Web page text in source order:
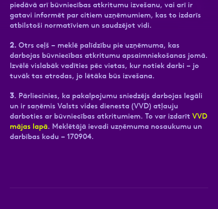
piedāvā arī būvniecības atkritumu izvešanu, vai arī ir
gatavi informēt par citiem uzņēmumiem, kas to izdarīs
atbilstoši normatīviem un saudzējot vidi.
2. Otrs ceļš – meklē palīdzību pie uzņēmuma, kas
darbojas būvniecības atkritumu apsaimniekošanas jomā.
Izvēlē vislabāk vadīties pēc vietas, kur notiek darbi – jo
tuvāk tas atrodas, jo lētāka būs izvešana.
3. Pārliecinies, ka pakalpojumu sniedzējs darbojas legāli
un ir saņēmis Valsts vides dienesta (VVD) atļauju
darboties ar būvniecības atkritumiem. To var izdarīt VVD
mājas lapā. Meklētājā ievadi uzņēmuma nosaukumu un
darbības kodu – 170904.
Apstiprini, ka esi iepazinies ar sadaļuPrivātuma
politika
Atzīmējiet, ka piekrītat personas datu
apstrādei.Vairāk